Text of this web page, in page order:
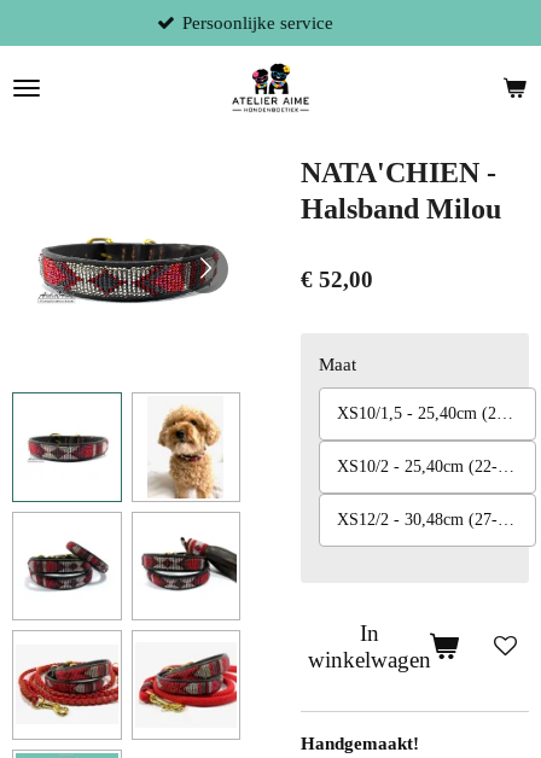
direct
naar
de
NATA'CHIEN -
Halsband Milou
€ 52,00
Maat
XS10/1,5 - 25,40cm (22-29cm)
XS10/2 - 25,40cm (22-29cm)
XS12/2 - 30,48cm (27-33cm)
In
winkelwagen
Handgemaakt!